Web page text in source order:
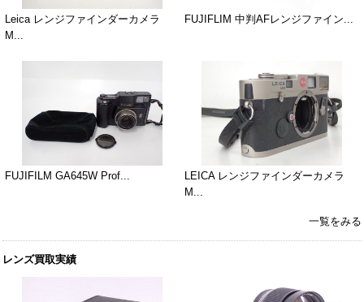
Leica レンジファインダーカメラ
M...
FUJIFLIM 中判AFレンジファイン...
FUJIFILM GA645W Prof...
LEICA レンジファインダーカメラ
M...
一覧をみる
レンズ買取実績